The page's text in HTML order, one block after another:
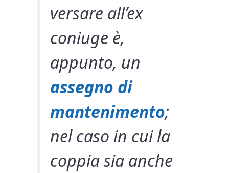
versare all’ex
coniuge è,
appunto, un
assegno di
mantenimento;
nel caso in cui la
coppia sia anche